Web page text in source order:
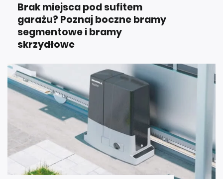
Brak miejsca pod sufitem
garażu? Poznaj boczne bramy
segmentowe i bramy
skrzydłowe